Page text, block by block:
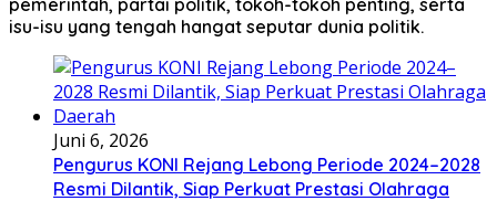
pemerintah, partai politik, tokoh-tokoh penting, serta
isu-isu yang tengah hangat seputar dunia politik.
Juni 6, 2026
Pengurus KONI Rejang Lebong Periode 2024–2028
Resmi Dilantik, Siap Perkuat Prestasi Olahraga